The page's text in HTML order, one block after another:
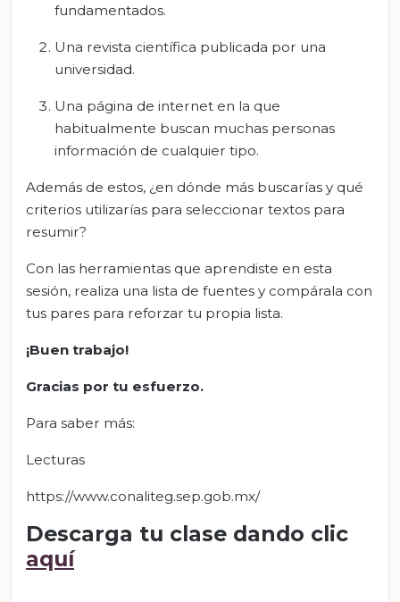
fundamentados.
Una revista científica publicada por una
universidad.
Una página de internet en la que
habitualmente buscan muchas personas
información de cualquier tipo.
Además de estos, ¿en dónde más buscarías y qué
criterios utilizarías para seleccionar textos para
resumir?
Con las herramientas que aprendiste en esta
sesión, realiza una lista de fuentes y compárala con
tus pares para reforzar tu propia lista.
¡Buen trabajo!
Gracias por tu esfuerzo.
Para saber más:
Lecturas
https://www.conaliteg.sep.gob.mx/
Descarga tu clase dando clic
aquí